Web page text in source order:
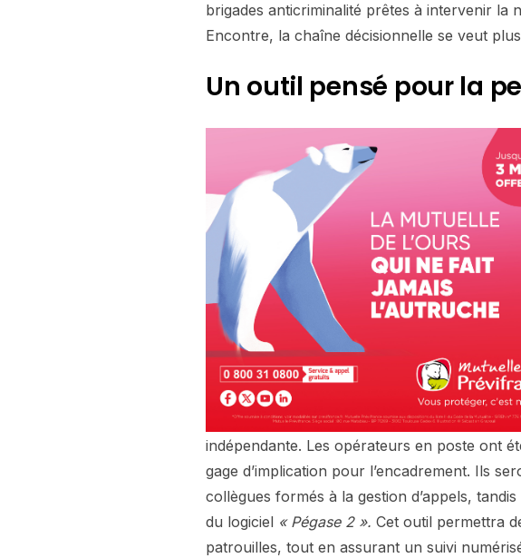
brigades anticriminalité prêtes à intervenir la
Encontre, la chaîne décisionnelle se veut
Un outil pensé pour la
indépendante. Les opérateurs en poste ont
gage d’implication pour l’encadrement. Ils
collègues formés à la gestion d’appels,
du logiciel « Pégase 2 ». Cet outil permettra
patrouilles, tout en assurant un suivi